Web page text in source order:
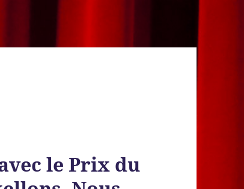
le Prix du